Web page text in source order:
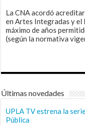
La CNA acordó
en Artes Integradas y el
máximo de años
(según la normativa
Últimas novedades
UPLA TV estrena la
Pública